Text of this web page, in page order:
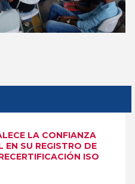
LA CONFIANZA
EN SU REGISTRO DE
ISO